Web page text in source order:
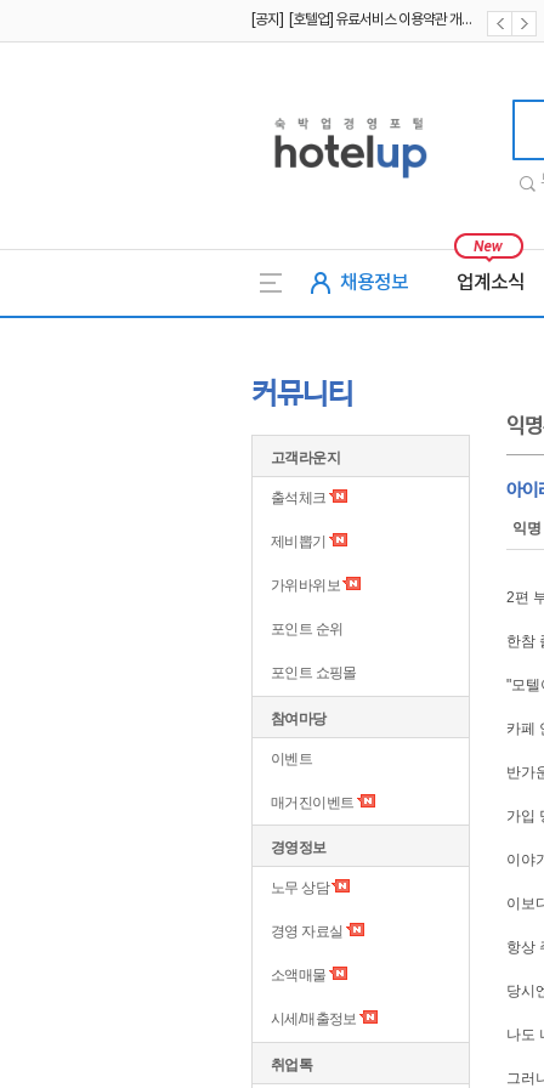
[공지] [호텔업] 개인정보 처리방침 개정본2 (19.09.02)
채용정보 업계소식
커뮤니티
고객라운지
출석체크
제비뽑기
가위바위보
포인트 순위
포인트 쇼핑몰
참여마당
이벤트
매거진이벤트
경영정보
노무 상담
경영 자료실
소액매물
시세/매출정보
취업톡
익
아이
익명
2편
한참
"모텔
카페
반가
가입
이야
이보
항상
당시
나도
그러